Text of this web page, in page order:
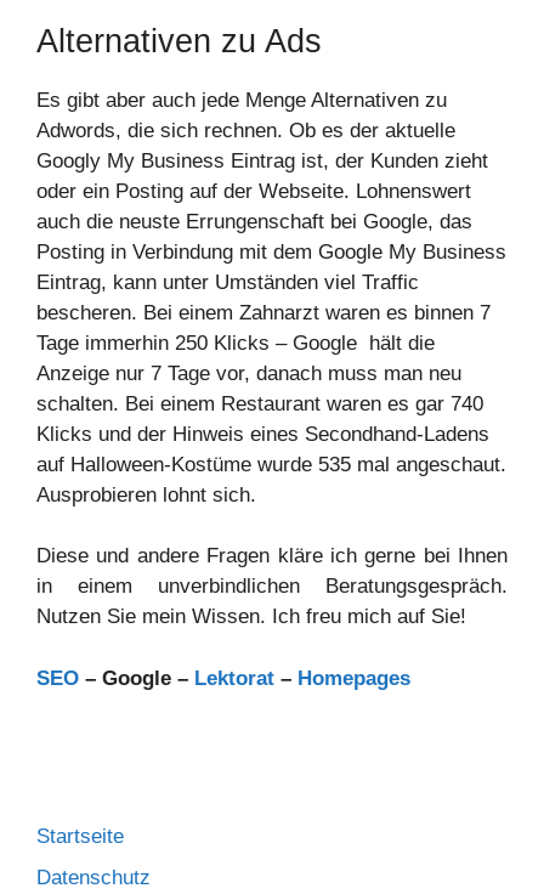
Alternativen zu Ads
Es gibt aber auch jede Menge Alternativen zu
Adwords, die sich rechnen. Ob es der aktuelle
Googly My Business Eintrag ist, der Kunden zieht
oder ein Posting auf der Webseite. Lohnenswert
auch die neuste Errungenschaft bei Google, das
Posting in Verbindung mit dem Google My Business
Eintrag, kann unter Umständen viel Traffic
bescheren. Bei einem Zahnarzt waren es binnen 7
Tage immerhin 250 Klicks – Google hält die
Anzeige nur 7 Tage vor, danach muss man neu
schalten. Bei einem Restaurant waren es gar 740
Klicks und der Hinweis eines Secondhand-Ladens
auf Halloween-Kostüme wurde 535 mal angeschaut.
Ausprobieren lohnt sich.
Diese und andere Fragen kläre ich gerne bei Ihnen
in einem unverbindlichen Beratungsgespräch.
Nutzen Sie mein Wissen. Ich freu mich auf Sie!
SEO – Google – Lektorat – Homepages
Startseite
Datenschutz